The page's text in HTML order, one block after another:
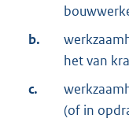
b.
het van
c.
(of in